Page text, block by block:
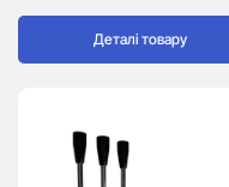
Деталі товару